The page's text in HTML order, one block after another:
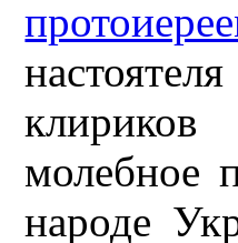
клириков
молебное
народе